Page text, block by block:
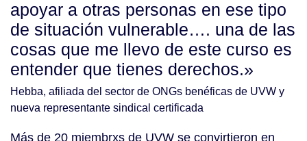
apoyar a otras personas en ese tipo
de situación vulnerable…. una de las
cosas que me llevo de este curso es
entender que tienes derechos.»
Hebba, afiliada del sector de ONGs benéficas de UVW y
nueva representante sindical certificada
Más de 20 miembrxs de UVW se convirtieron en